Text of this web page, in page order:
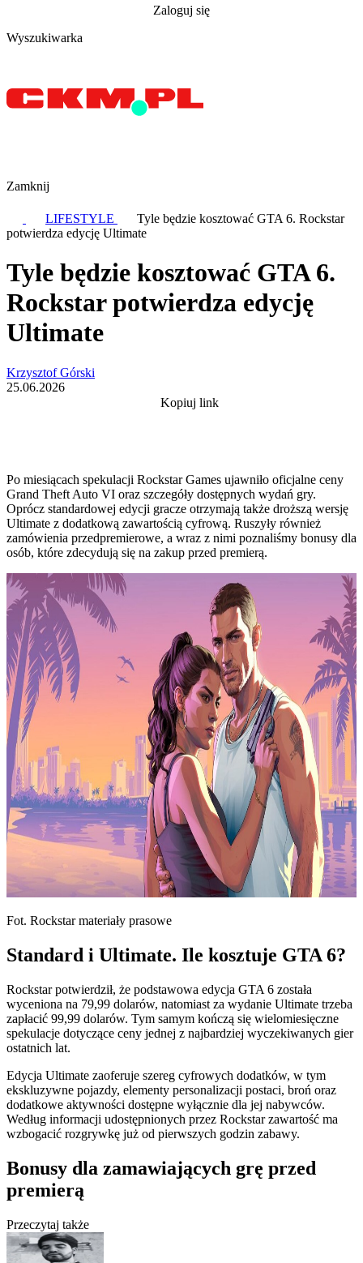
Zaloguj się
Wyszukiwarka
Zamknij
LIFESTYLE
Tyle będzie kosztować GTA 6. Rockstar
potwierdza edycję Ultimate
Tyle będzie kosztować GTA 6.
Rockstar potwierdza edycję
Ultimate
Krzysztof Górski
25.06.2026
Kopiuj link
Po miesiącach spekulacji Rockstar Games ujawniło oficjalne ceny
Grand Theft Auto VI oraz szczegóły dostępnych wydań gry.
Oprócz standardowej edycji gracze otrzymają także droższą wersję
Ultimate z dodatkową zawartością cyfrową. Ruszyły również
zamówienia przedpremierowe, a wraz z nimi poznaliśmy bonusy dla
osób, które zdecydują się na zakup przed premierą.
Fot. Rockstar materiały prasowe
Standard i Ultimate. Ile kosztuje GTA 6?
Rockstar potwierdził, że podstawowa edycja GTA 6 została
wyceniona na 79,99 dolarów, natomiast za wydanie Ultimate trzeba
zapłacić 99,99 dolarów. Tym samym kończą się wielomiesięczne
spekulacje dotyczące ceny jednej z najbardziej wyczekiwanych gier
ostatnich lat.
Edycja Ultimate zaoferuje szereg cyfrowych dodatków, w tym
ekskluzywne pojazdy, elementy personalizacji postaci, broń oraz
dodatkowe aktywności dostępne wyłącznie dla jej nabywców.
Według informacji udostępnionych przez Rockstar zawartość ma
wzbogacić rozgrywkę już od pierwszych godzin zabawy.
Bonusy dla zamawiających grę przed
premierą
Przeczytaj także